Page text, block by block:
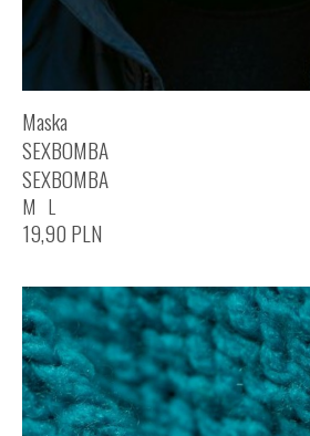
Maska
SEXBOMBA
SEXBOMBA
M L
19,90 PLN